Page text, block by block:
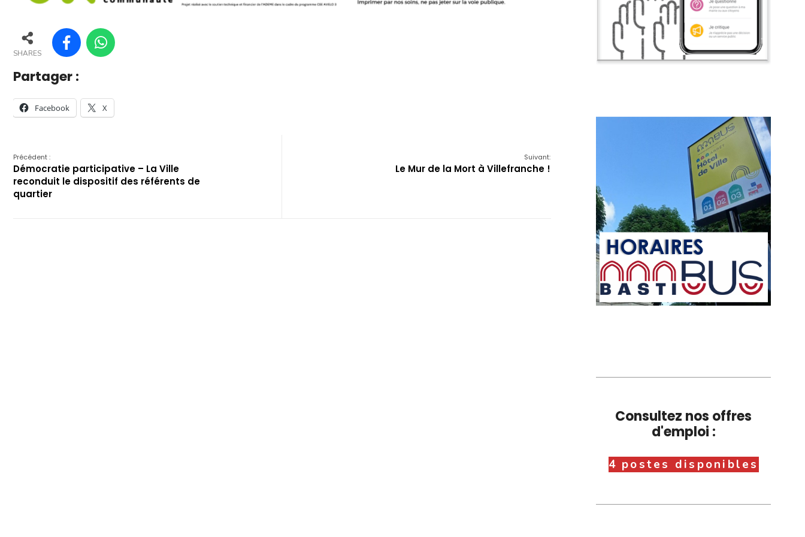
SHARES
Partager :
Facebook X
Précédent :
Démocratie participative – La Ville
reconduit le dispositif des référents de
quartier
Suivant:
Le Mur de la Mort à Villefranche !
Consultez nos offres
d'emploi :
4 postes disponibles